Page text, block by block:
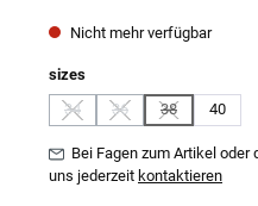
Nicht mehr verfügbar
sizesauswählen
34
(Diese Option ist zurzeit nicht
36
(Diese Option ist
38
(Diese Option
40
Bei Fagen zum Artikel
uns jederzeit kontaktieren